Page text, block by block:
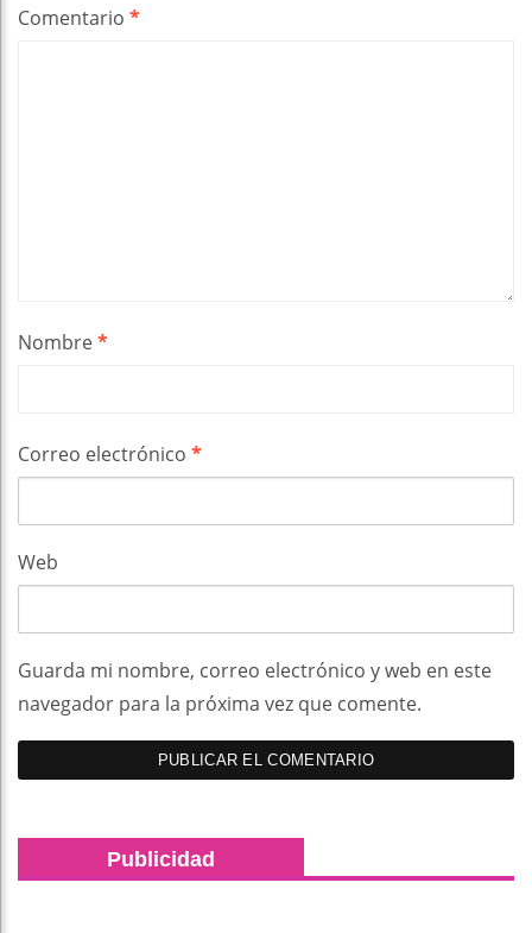
Comentario *
Nombre*
Correo electrónico *
Web
Guarda mi nombre, correo electrónico y web en este
navegador para la próxima vez que comente.
Publicidad